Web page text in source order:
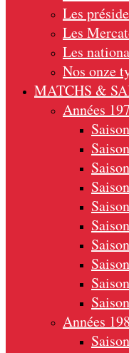
Les
Les
Les
Nos onze
MATCHS &
Années
Années